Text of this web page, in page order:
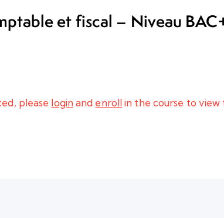
et fiscal – Niveau
please login and enroll in the course to view